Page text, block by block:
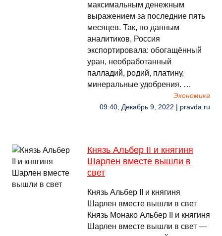
максимальным денежным
выражением за последние пять
месяцев. Так, по данным
аналитиков, Россия
экспортировала: обогащённый
уран, необработанный
палладий, родий, платину,
минеральные удобрения. …
Экономика
09:40, Декабрь 9, 2022 | pravda.ru
Князь Альбер II и княгиня
Шарлен вместе вышли в
свет
Князь Альбер II и княгиня
Шарлен вместе вышли в свет
Князь Монако Альбер II и княгиня
Шарлен вместе вышли в свет —